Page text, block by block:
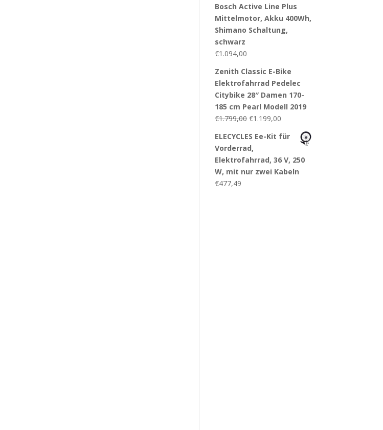
Bosch Active Line Plus
Mittelmotor, Akku 400Wh,
Shimano Schaltung,
schwarz
€1.094,00
Zenith Classic E-Bike
Elektrofahrrad Pedelec
Citybike 28″ Damen 170-
185 cm Pearl Modell 2019
€1.799,00 €1.199,00
ELECYCLES Ee-Kit für
Vorderrad,
Elektrofahrrad, 36 V, 250
W, mit nur zwei Kabeln
€477,49